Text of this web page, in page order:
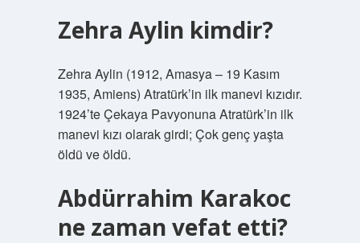
Zehra Aylin kimdir?
Zehra Aylin (1912, Amasya – 19 Kasım
1935, Amiens) Atratürk’in ilk manevi kızıdır.
1924’te Çekaya Pavyonuna Atratürk’in ilk
manevi kızı olarak girdi; Çok genç yaşta
öldü ve öldü.
Abdürrahim Karakoc
ne zaman vefat etti?